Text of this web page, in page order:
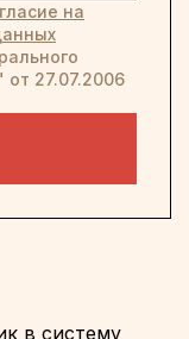
на
27.07.2006
в систему